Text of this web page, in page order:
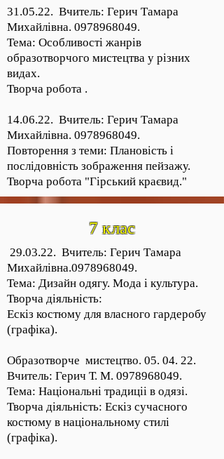
31.05.22. Вчитель: Герич Тамара
Михайлівна. 0978968049.
Тема: Особливості жанрів
образотворчого мистецтва у різних
видах.
Творча робота .
14.06.22. Вчитель: Герич Тамара
Михайлівна. 0978968049.
Повторення з теми: Плановість і
послідовність зображення пейзажу.
Творча робота "Гірський краєвид."
7 клас
29.03.22. Вчитель: Герич Тамара
Михайлівна.0978968049.
Тема: Дизайн одягу. Мода і культура.
Творча діяльність:
Ескіз костюму для власного гардеробу
(графіка).
Образотворче мистецтво. 05. 04. 22.
Вчитель: Герич Т. М. 0978968049.
Тема: Національні традиціі в одязі.
Творча діяльність: Ескіз сучасного
костюму в національному стилі
(графіка).